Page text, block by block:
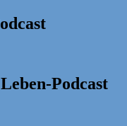
Podcast